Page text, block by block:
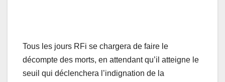
Tous les jours RFi se chargera de faire le
décompte des morts, en attendant qu’il atteigne le
seuil qui déclenchera l’indignation de la